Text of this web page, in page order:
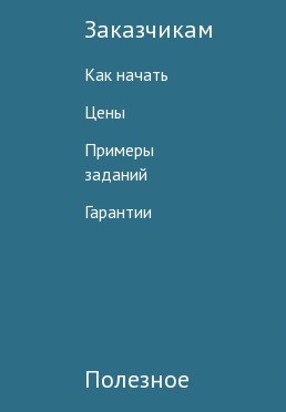
Заказчикам
Как начать
Цены
Примеры
заданий
Гарантии
Полезное